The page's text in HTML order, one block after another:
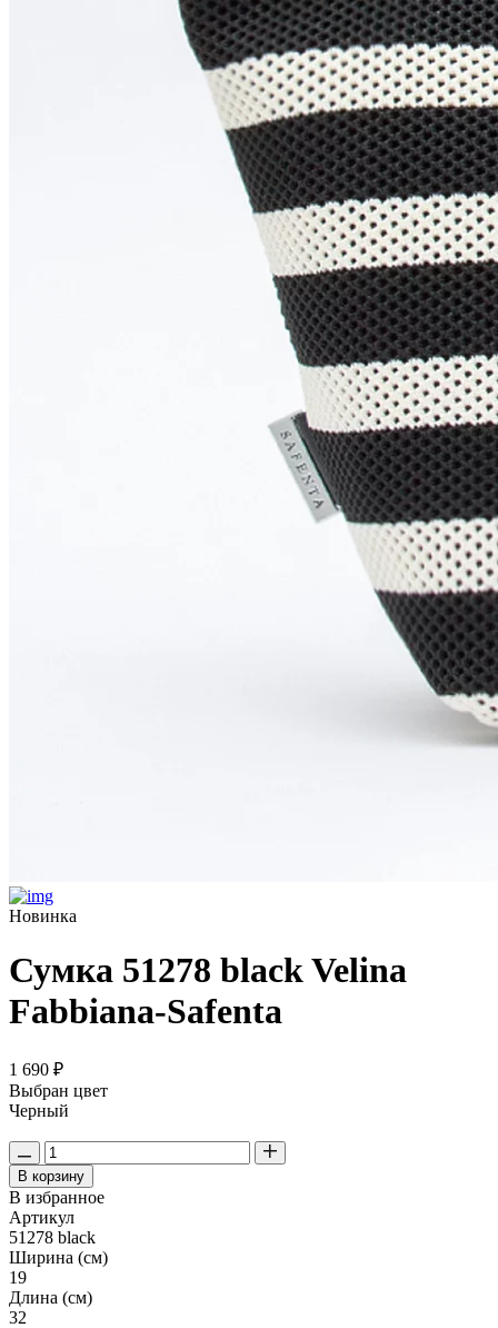
Новинка
Сумка 51278 black Velina
Fabbiana-Safenta
1 690 ₽
Выбран цвет
Черный
В корзину
В избранное
Артикул
51278 black
Ширина (см)
19
Длина (см)
32